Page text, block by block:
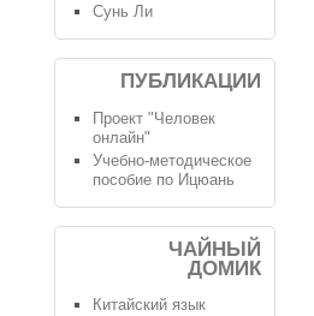
Сунь Ли
ПУБЛИКАЦИИ
Проект "Человек
онлайн"
Учебно-методическое
пособие по Ицюань
ЧАЙНЫЙ
ДОМИК
Китайский язык